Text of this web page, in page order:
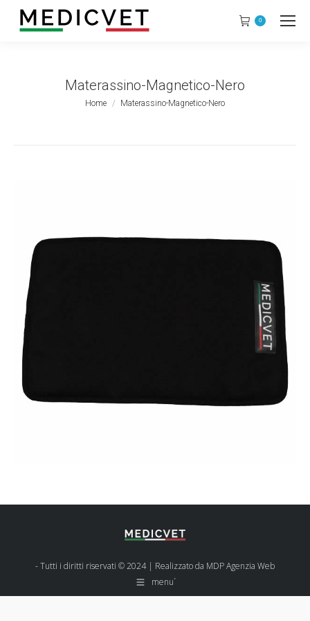
0
Materassino-Magnetico-Nero
Tu sei qui:
Home Materassino-Magnetico-Nero
- Tutti i diritti riservati © 2024 | Realizzato da MDP Agenzia Web
menu´